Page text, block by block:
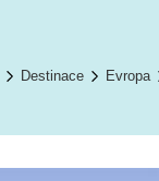
Destinace Evropa